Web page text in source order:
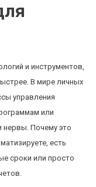
и инструментов,
В мире личных
управления
или
нервы. Почему это
есть
сроки или просто